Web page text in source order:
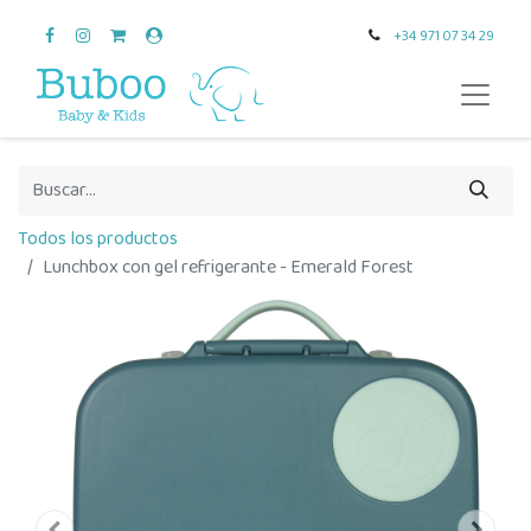
+34 971 07 34 29
Todos los productos
Lunchbox con gel refrigerante - Emerald Forest